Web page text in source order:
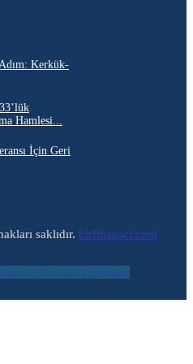
Kerkük-
Hamlesi...
İçin Geri
saklıdır. birfinansci.com
Youtube Envelope